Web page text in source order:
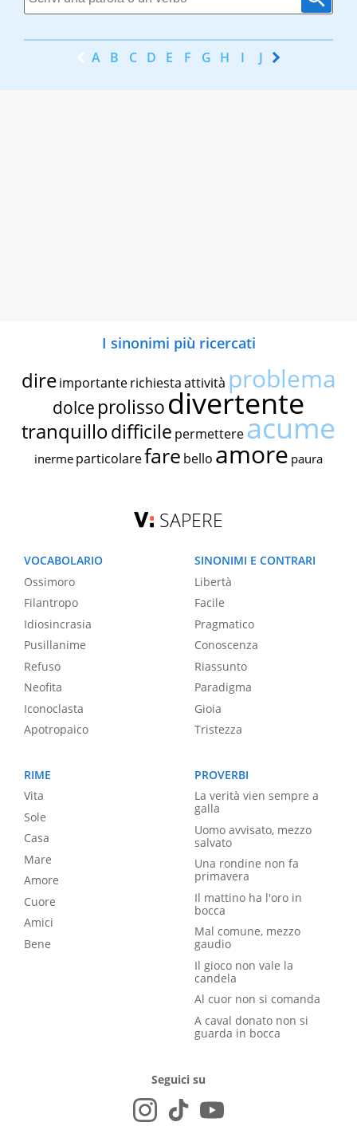
A B C D E F G H I J K
I sinonimi più ricercati
dire importante richiestaattività problema
dolce prolissodivertente
tranquillodifficile permettereacume
inerme particolarefare bello amore paura
SAPERE
VOCABOLARIO
Ossimoro
Filantropo
Idiosincrasia
Pusillanime
Refuso
Neofita
Iconoclasta
Apotropaico
SINONIMI E CONTRARI
Libertà
Facile
Pragmatico
Conoscenza
Riassunto
Paradigma
Gioia
Tristezza
RIME
Vita
Sole
Casa
Mare
Amore
Cuore
Amici
Bene
PROVERBI
La verità vien sempre a
galla
Uomo avvisato, mezzo
salvato
Una rondine non fa
primavera
Il mattino ha l'oro in
bocca
Mal comune, mezzo
gaudio
Il gioco non vale la
candela
Al cuor non si comanda
A caval donato non si
guarda in bocca
Seguici su